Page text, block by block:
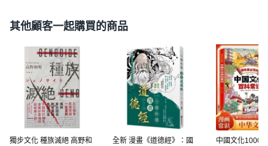
其他顧客一起購買的商品
獨步文化 種族滅絕 高野和
全新 漫畫《道德經》：國
中國文化1000